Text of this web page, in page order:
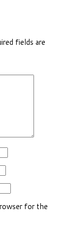
fields are
for the